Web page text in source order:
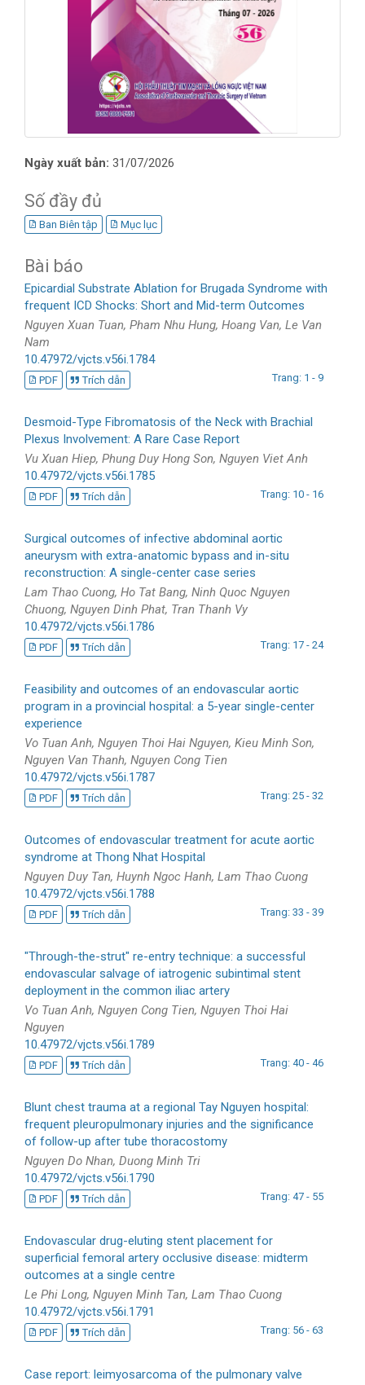
Ngày xuất bản: 31/07/2026
Số đầy đủ
Ban Biên tập Mục lục
Bài báo
Epicardial Substrate Ablation for Brugada Syndrome with
frequent ICD Shocks: Short and Mid-term Outcomes
Nguyen Xuan Tuan, Pham Nhu Hung, Hoang Van, Le Van
Nam
10.47972/vjcts.v56i.1784
PDF Trích dẫn Trang: 1 - 9
Desmoid-Type Fibromatosis of the Neck with Brachial
Plexus Involvement: A Rare Case Report
Vu Xuan Hiep, Phung Duy Hong Son, Nguyen Viet Anh
10.47972/vjcts.v56i.1785
PDF Trích dẫn Trang: 10 - 16
Surgical outcomes of infective abdominal aortic
aneurysm with extra-anatomic bypass and in-situ
reconstruction: A single-center case series
Lam Thao Cuong, Ho Tat Bang, Ninh Quoc Nguyen
Chuong, Nguyen Dinh Phat, Tran Thanh Vy
10.47972/vjcts.v56i.1786
PDF Trích dẫn Trang: 17 - 24
Feasibility and outcomes of an endovascular aortic
program in a provincial hospital: a 5-year single-center
experience
Vo Tuan Anh, Nguyen Thoi Hai Nguyen, Kieu Minh Son,
Nguyen Van Thanh, Nguyen Cong Tien
10.47972/vjcts.v56i.1787
PDF Trích dẫn Trang: 25 - 32
Outcomes of endovascular treatment for acute aortic
syndrome at Thong Nhat Hospital
Nguyen Duy Tan, Huynh Ngoc Hanh, Lam Thao Cuong
10.47972/vjcts.v56i.1788
PDF Trích dẫn Trang: 33 - 39
"Through-the-strut" re-entry technique: a successful
endovascular salvage of iatrogenic subintimal stent
deployment in the common iliac artery
Vo Tuan Anh, Nguyen Cong Tien, Nguyen Thoi Hai
Nguyen
10.47972/vjcts.v56i.1789
PDF Trích dẫn Trang: 40 - 46
Blunt chest trauma at a regional Tay Nguyen hospital:
frequent pleuropulmonary injuries and the significance
of follow-up after tube thoracostomy
Nguyen Do Nhan, Duong Minh Tri
10.47972/vjcts.v56i.1790
PDF Trích dẫn Trang: 47 - 55
Endovascular drug-eluting stent placement for
superficial femoral artery occlusive disease: midterm
outcomes at a single centre
Le Phi Long, Nguyen Minh Tan, Lam Thao Cuong
10.47972/vjcts.v56i.1791
PDF Trích dẫn Trang: 56 - 63
Case report: leimyosarcoma of the pulmonary valve